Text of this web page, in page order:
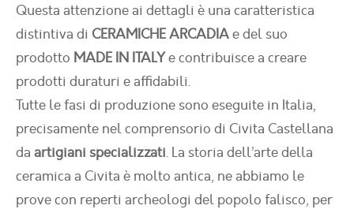
Questa attenzione ai dettagli è una caratteristica
distintiva di CERAMICHE ARCADIAe del suo
prodotto MADE IN ITALYe contribuisce a creare
prodotti duraturi e affidabili.
Tutte le fasi di produzione sono eseguite in Italia,
precisamente nel comprensorio di Civita Castellana
da artigiani specializzati. La storia dell’arte della
ceramica a Civita è molto antica, ne abbiamo le
prove con reperti archeologi del popolo falisco, per